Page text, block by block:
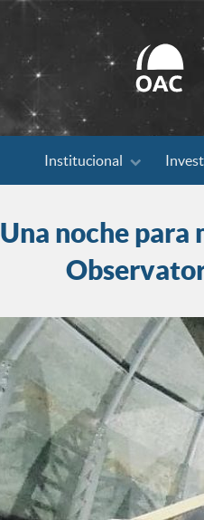
Institucional
Una noche para